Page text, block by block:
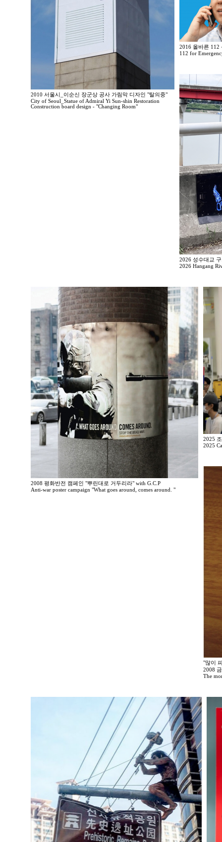
2010 서울시_이순신 장군상 공사 가림막 디자인 "탈의중"
City of Seoul_Statue of Admiral Yi Sun-shin Restoration
Construction board design - "Changing Room"
2016 올바른 112
112 for
2026 성수대교
2026 Hangang
2008 평화반전 캠페인 "뿌린대로 거두리라" with G.C.P
Anti-war poster campaign "What goes around, comes around. "
2025
2025
"많이
2008
The